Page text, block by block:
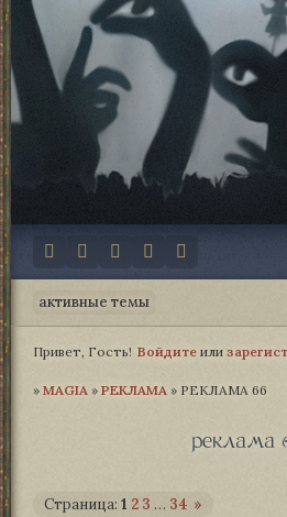
активные темы
Привет, Гость! Войдите или
» MAGIA­ » РЕКЛАМА » РЕКЛАМА 66
реклама
Страница: 1 2 3 … 34 »